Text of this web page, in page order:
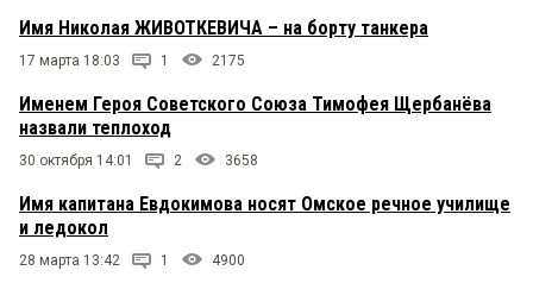
Имя Николая ЖИВОТКЕВИЧА – на борту танкера
17 марта 18:03 1 2175
Именем Героя Советского Союза Тимофея Щербанёва
назвали теплоход
30 октября 14:01 2 3658
Имя капитана Евдокимова носят Омское речное училище
и ледокол
28 марта 13:42 1 4900